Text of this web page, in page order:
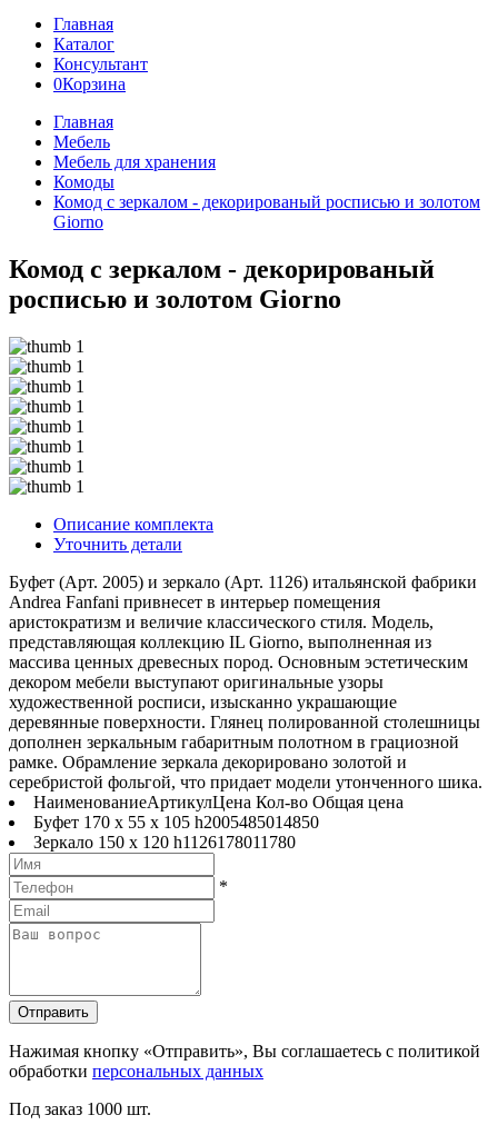
Главная
Каталог
Консультант
0Корзина
Главная
Мебель
Мебель для хранения
Комоды
Комод с зеркалом - декорированый росписью и золотом
Giorno
Комод с зеркалом - декорированый
росписью и золотом Giorno
Описание комплекта
Уточнить детали
Буфет (Арт. 2005) и зеркало (Арт. 1126) итальянской фабрики
Andrea Fanfani привнесет в интерьер помещения
аристократизм и величие классического стиля. Модель,
представляющая коллекцию IL Giorno, выполненная из
массива ценных древесных пород. Основным эстетическим
декором мебели выступают оригинальные узоры
художественной росписи, изысканно украшающие
деревянные поверхности. Глянец полированной столешницы
дополнен зеркальным габаритным полотном в грациозной
рамке. Обрамление зеркала декорировано золотой и
серебристой фольгой, что придает модели утонченного шика.
НаименованиеАртикулЦена Кол-во Общая цена
Буфет 170 x 55 x 105 h2005485014850
Зеркало 150 x 120 h1126178011780
*
Отправить
Нажимая кнопку «Отправить», Вы соглашаетесь с политикой
обработки персональных данных
Под заказ 1000 шт.